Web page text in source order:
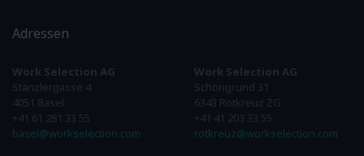
Adressen
Work Selection AG
Stänzlergasse 4
4051 Basel
+41 61 281 33 55
basel@workselection.com
Work Selection AG
Schöngrund 31
6343 Rotkreuz ZG
+41 41 203 33 55
rotkreuz@workselection.com